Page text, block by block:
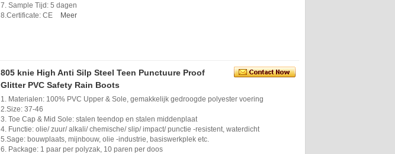
7. Sample Tijd: 5 dagen
8.Certificate: CE
Meer
805 knie High Anti Silp Steel Teen Punctuure Proof
Glitter PVC Safety Rain Boots
1. Materialen: 100% PVC Upper & Sole, gemakkelijk gedroogde polyester voering
2.Size: 37-46
3. Toe Cap & Mid Sole: stalen teendop en stalen middenplaat
4. Functie: olie/ zuur/ alkali/ chemische/ slip/ ​​impact/ punctie -resistent, waterdicht
5.Sage: bouwplaats, mijnbouw, olie -industrie, basiswerkplek etc.
6. Package: 1 paar per polyzak, 10 paren per doos